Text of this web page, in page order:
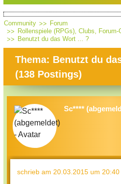
Community
Forum
Rollenspiele (RPGs), Clubs,
Benutzt du das Wort ... ?
Thema: Benutzt du
(138 Postings)
Sc****
schrieb am 20.03.2015 um 20:40